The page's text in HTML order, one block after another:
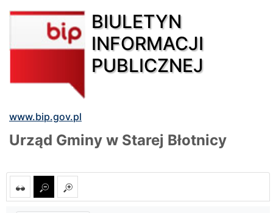
BIULETYN
INFORMACJI
PUBLICZNEJ
www.bip.gov.pl
Urząd Gminy w Starej Błotnicy